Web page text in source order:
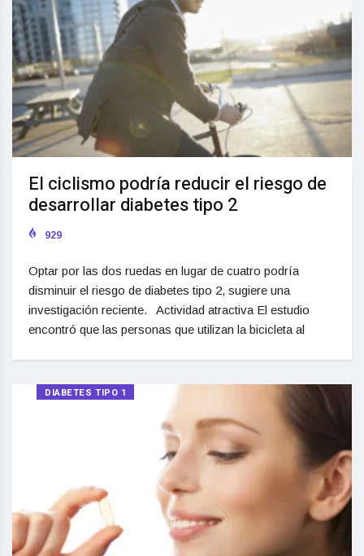
El ciclismo podría reducir el riesgo de
desarrollar diabetes tipo 2
929
Optar por las dos ruedas en lugar de cuatro podría
disminuir el riesgo de diabetes tipo 2, sugiere una
investigación reciente. Actividad atractiva El estudio
encontró que las personas que utilizan la bicicleta al
DIABETES TIPO 1